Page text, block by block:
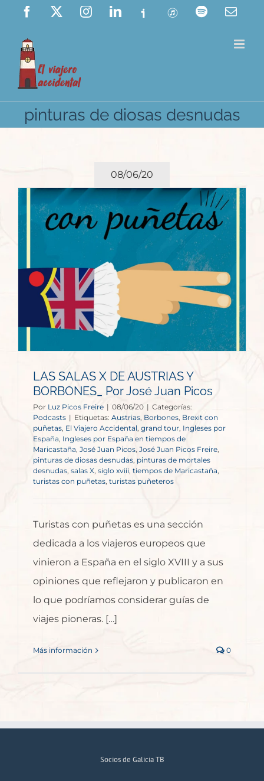
Saltar
contenido
Facebook InstagramLinkedIn
Ivoox ITunes Spotify
pinturas de diosas desnudas
08/06/20
LAS SALAS X DE AUSTRIAS Y
BORBONES_ Por José Juan Picos
Por Luz Picos Freire | 08/06/20 | Categorías:
Podcasts | Etiquetas: Austrias, Borbones, Brexit con
puñetas, El Viajero Accidental, grand tour, Ingleses por
España, Ingleses por España en tiempos de
Maricastaña, José Juan Picos, José Juan Picos Freire,
pinturas de diosas desnudas, pinturas de mortales
desnudas, salas X, siglo xviii, tiempos de Maricastaña,
turistas con puñetas, turistas puñeteros
Turistas con puñetas es una sección
dedicada a los viajeros europeos que
vinieron a España en el siglo XVIII y a sus
opiniones que reflejaron y publicaron en
lo que podríamos considerar guías de
viajes pioneras. […]
Más información 0
Socios de Galicia TB